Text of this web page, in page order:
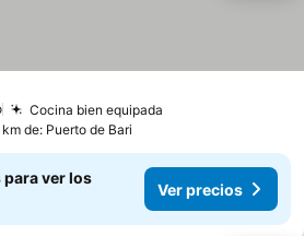
Cocina bien equipada
km de: Puerto de Bari
para ver los
Ver precios